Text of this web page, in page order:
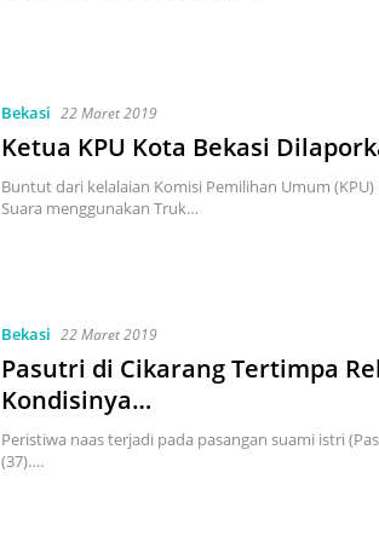
Bekasi 22 Maret 2019
Ketua KPU Kota Bekasi
Buntut dari kelalaian Komisi Pemilihan Umum
Suara menggunakan Truk…
Bekasi 22 Maret 2019
Pasutri di Cikarang Tertimpa
Kondisinya…
Peristiwa naas terjadi pada pasangan suami istri
(37)….